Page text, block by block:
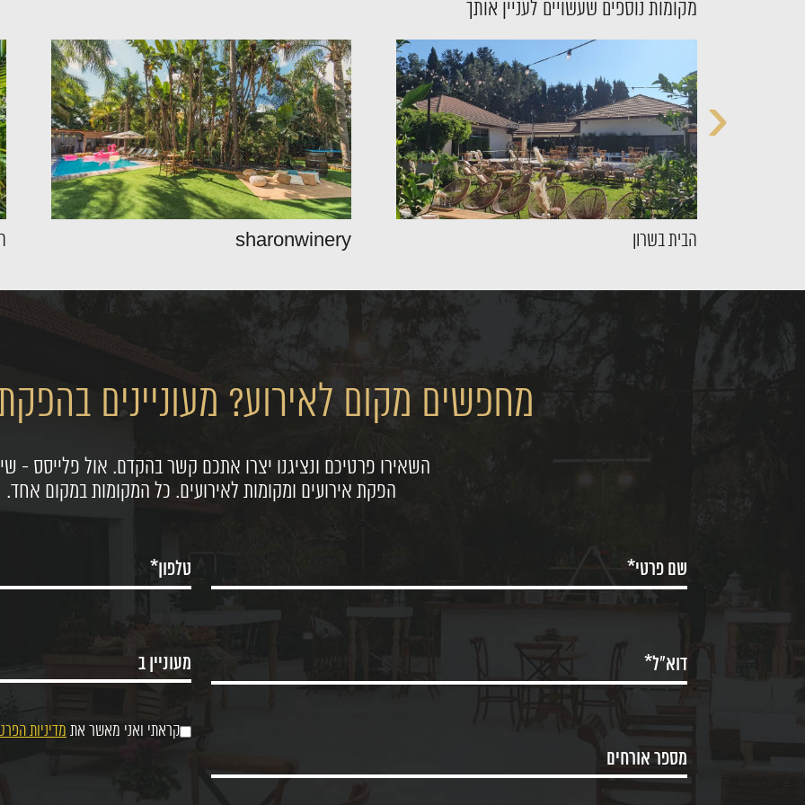
מקומות נוספים שעשויים לעניין אותך
sharonwinery הבית בשרון
‹
מחפשים מקום לאירוע? מעוניינים
השאירו פרטיכם ונציגנו יצרו אתכם קשר בהקדם. אול פלייסס -
הפקת אירועים ומקומות לאירועים. כל המקומות במקום אחד.
קראתי ואני מאשר את מדיניות